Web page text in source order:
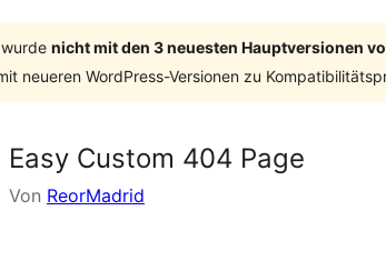
nicht mit den 3 neuesten Hauptversionen
neueren WordPress-Versionen zu
Easy Custom 404 Page
Von ReorMadrid